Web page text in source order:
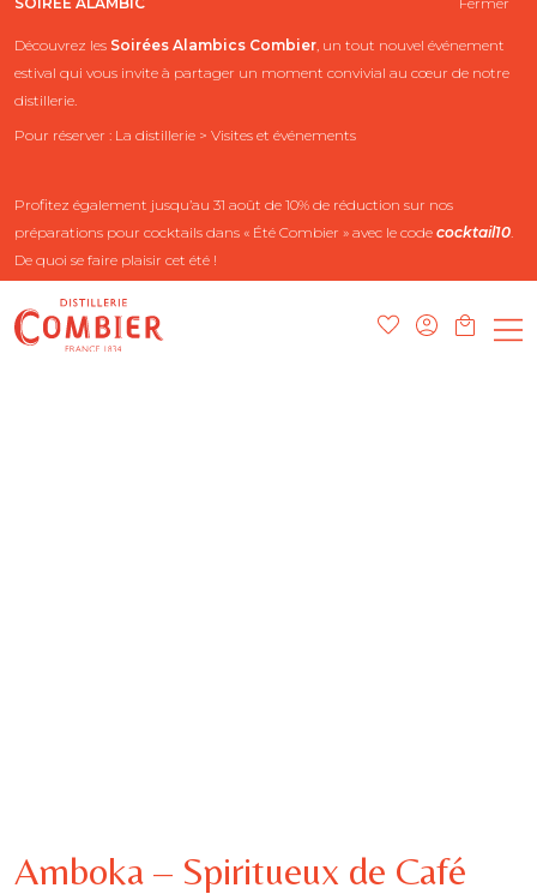
Découvrez les Soirées Alambics Combier, un tout nouvel événement
estival qui vous invite à partager un moment convivial au cœur de notre
distillerie.
Pour réserver : La distillerie > Visites et événements
Profitez également jusqu’au 31 août de 10% de réduction sur nos
préparations pour cocktails dans « Été Combier » avec le code cocktail10.
De quoi se faire plaisir cet été !
Amboka – Spiritueux de Café